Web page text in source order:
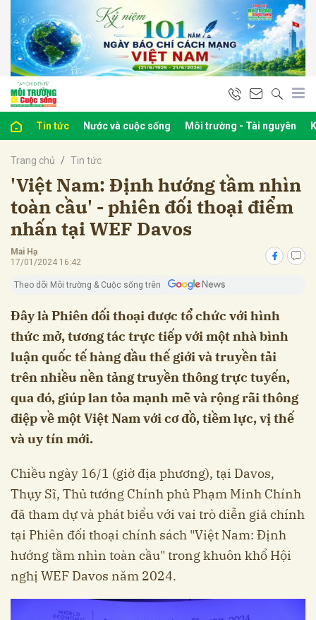
Tin tức Nước và cuộc sống Môi trường - Tài nguyên
Trang chủ Tin tức
'Việt Nam: Định hướng tầm nhìn
toàn cầu' - phiên đối thoại điểm
nhấn tại WEF Davos
Mai Hạ
17/01/2024 16:42
Theo dõi Môi trường & Cuộc sống trên
Đây là Phiên đối thoại được tổ chức với hình
thức mở, tương tác trực tiếp với một nhà bình
luận quốc tế hàng đầu thế giới và truyền tải
trên nhiều nền tảng truyền thông trực tuyến,
qua đó, giúp lan tỏa mạnh mẽ và rộng rãi thông
điệp về một Việt Nam với cơ đồ, tiềm lực, vị thế
và uy tín mới.
Chiều ngày 16/1 (giờ địa phương), tại Davos,
Thụy Sĩ, Thủ tướng Chính phủ Phạm Minh Chính
đã tham dự và phát biểu với vai trò diễn giả chính
tại Phiên đối thoại chính sách "Việt Nam: Định
hướng tầm nhìn toàn cầu" trong khuôn khổ Hội
nghị WEF Davos năm 2024.
luận